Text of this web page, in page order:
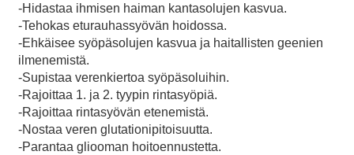
-Hidastaa ihmisen haiman kantasolujen kasvua.
-Tehokas eturauhassyövän hoidossa.
-Ehkäisee syöpäsolujen kasvua ja haitallisten geenien
ilmenemistä.
-Supistaa verenkiertoa syöpäsoluihin.
-Rajoittaa 1. ja 2. tyypin rintasyöpiä.
-Rajoittaa rintasyövän etenemistä.
-Nostaa veren glutationipitoisuutta.
-Parantaa gliooman hoitoennustetta.